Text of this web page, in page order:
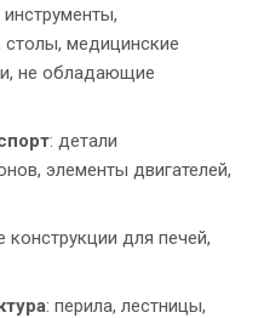
инструменты,
медицинские
не обладающие
: детали
элементы двигателей,
для печей,
: перила, лестницы,